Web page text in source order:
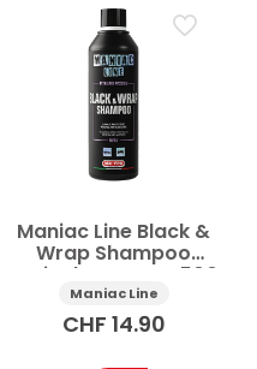
Maniac Line Black &
Wrap Shampoo
anticalcare auto 500
ml
Maniac Line
CHF 14.90